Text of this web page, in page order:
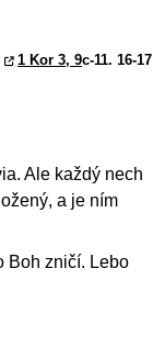
1 Kor 3, 9c-11. 16-17
Ale každý nech
a je ním
Boh zničí. Lebo